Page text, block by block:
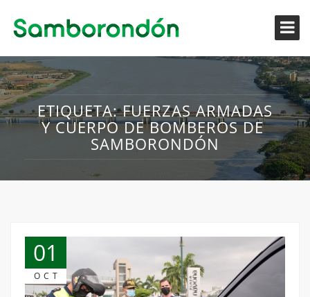
ETIQUETA:FUERZAS ARMADAS
Y CUERPO DE BOMBEROS DE
SAMBORONDÓN
01
OCT